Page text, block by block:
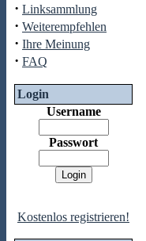
· Linksammlung
· Weiterempfehlen
· Ihre Meinung
· FAQ
Login
Username
Passwort
Kostenlos registrieren!